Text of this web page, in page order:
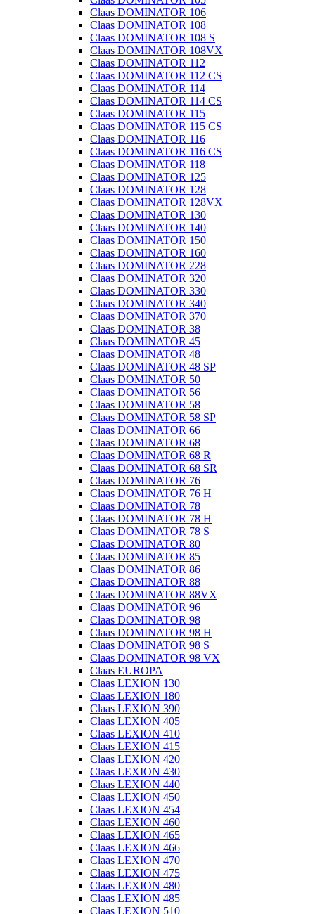
Claas DOMINATOR 106
Claas DOMINATOR 108
Claas DOMINATOR 108 S
Claas DOMINATOR 108VX
Claas DOMINATOR 112
Claas DOMINATOR 112 CS
Claas DOMINATOR 114
Claas DOMINATOR 114 CS
Claas DOMINATOR 115
Claas DOMINATOR 115 CS
Claas DOMINATOR 116
Claas DOMINATOR 116 CS
Claas DOMINATOR 118
Claas DOMINATOR 125
Claas DOMINATOR 128
Claas DOMINATOR 128VX
Claas DOMINATOR 130
Claas DOMINATOR 140
Claas DOMINATOR 150
Claas DOMINATOR 160
Claas DOMINATOR 228
Claas DOMINATOR 320
Claas DOMINATOR 330
Claas DOMINATOR 340
Claas DOMINATOR 370
Claas DOMINATOR 38
Claas DOMINATOR 45
Claas DOMINATOR 48
Claas DOMINATOR 48 SP
Claas DOMINATOR 50
Claas DOMINATOR 56
Claas DOMINATOR 58
Claas DOMINATOR 58 SP
Claas DOMINATOR 66
Claas DOMINATOR 68
Claas DOMINATOR 68 R
Claas DOMINATOR 68 SR
Claas DOMINATOR 76
Claas DOMINATOR 76 H
Claas DOMINATOR 78
Claas DOMINATOR 78 H
Claas DOMINATOR 78 S
Claas DOMINATOR 80
Claas DOMINATOR 85
Claas DOMINATOR 86
Claas DOMINATOR 88
Claas DOMINATOR 88VX
Claas DOMINATOR 96
Claas DOMINATOR 98
Claas DOMINATOR 98 H
Claas DOMINATOR 98 S
Claas DOMINATOR 98 VX
Claas EUROPA
Claas LEXION 130
Claas LEXION 180
Claas LEXION 390
Claas LEXION 405
Claas LEXION 410
Claas LEXION 415
Claas LEXION 420
Claas LEXION 430
Claas LEXION 440
Claas LEXION 450
Claas LEXION 454
Claas LEXION 460
Claas LEXION 465
Claas LEXION 466
Claas LEXION 470
Claas LEXION 475
Claas LEXION 480
Claas LEXION 485
Claas LEXION 510